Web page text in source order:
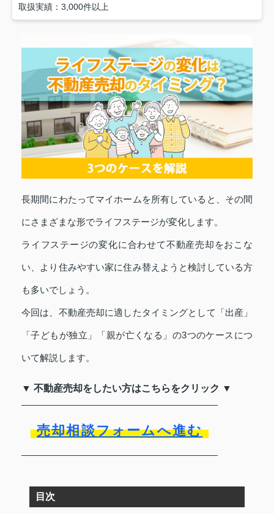
取扱実績：3,000件以上
長期間にわたってマイホームを所有していると、その間
にさまざまな形でライフステージが変化します。
ライフステージの変化に合わせて不動産売却をおこな
い、より住みやすい家に住み替えようと検討している方
も多いでしょう。
今回は、不動産売却に適したタイミングとして「出産」
「子どもが独立」「親が亡くなる」の3つのケースにつ
いて解説します。
▼ 不動産売却をしたい方はこちらをクリック ▼
売却相談フォームへ進む
目次